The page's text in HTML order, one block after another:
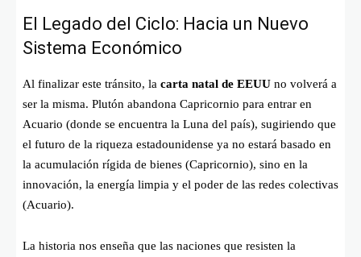
El Legado del Ciclo: Hacia un Nuevo
Sistema Económico
Al finalizar este tránsito, la carta natal de EEUU no volverá a
ser la misma. Plutón abandona Capricornio para entrar en
Acuario (donde se encuentra la Luna del país), sugiriendo que
el futuro de la riqueza estadounidense ya no estará basado en
la acumulación rígida de bienes (Capricornio), sino en la
innovación, la energía limpia y el poder de las redes colectivas
(Acuario).
La historia nos enseña que las naciones que resisten la